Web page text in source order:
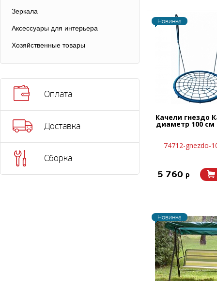
Зеркала
Аксессуары для интерьера
Хозяйственные товары
Оплата
Доставка
Сборка
Новинка
Качели гнездо
диаметр 100 см
74712-gnezdo-
5 760 p
Новинка